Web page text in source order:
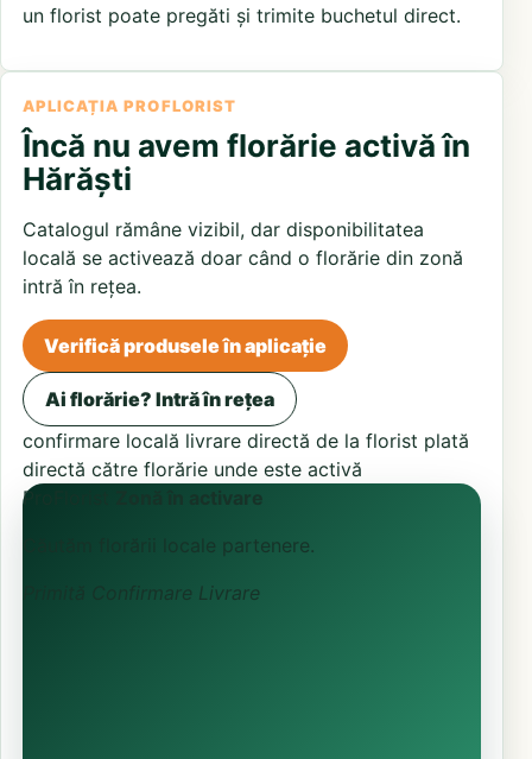
un florist poate pregăti și trimite buchetul direct.
APLICAȚIA PROFLORIST
Încă nu avem florărie activă în
Hărăști
Catalogul rămâne vizibil, dar disponibilitatea
locală se activează doar când o florărie din zonă
intră în rețea.
Verifică produsele în aplicație
Ai florărie? Intră în rețea
confirmare locală livrare directă de la florist plată
directă către florărie unde este activă
ProFlorist
Zonă în activare
Căutăm florării locale partenere.
Confirmare Livrare